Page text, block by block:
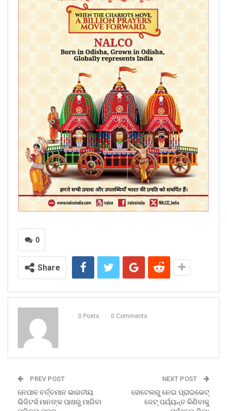
0
Share
0 Posts 0 Comments
PREV POST
ନେପାଳ ବର୍ତ୍ତମାନ ଭାରତୀୟ
ଭିଜିଟର୍ସ ମାନଙ୍କ ପାଖରୁ ମାଗିବା
NEXT POST
ହୋଟେଲରୁ ନେଇ ପ୍ରାଇଭେଟ୍
ଜେଟ୍ ପର୍ଯ୍ୟନ୍ତ କିଣିବାକୁ